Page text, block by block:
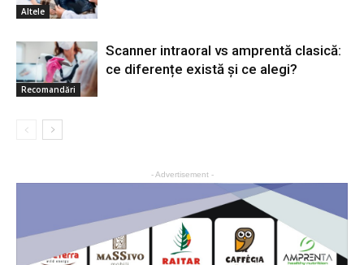
Altele
Recomandări
Scanner intraoral vs amprentă clasică:
ce diferențe există și ce alegi?
- Advertisement -